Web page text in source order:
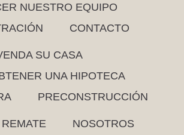
NUESTRO EQUIPO
CONTACTO
SU CASA
UNA HIPOTECA
PRECONSTRUCCIÓN
NOSOTROS